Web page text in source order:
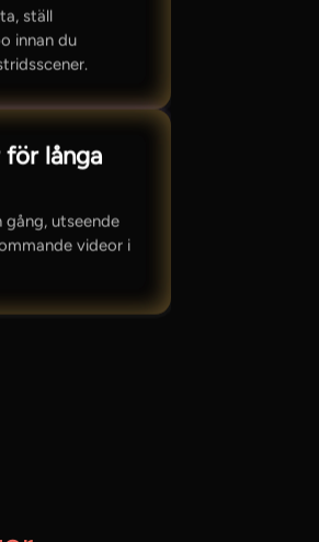
ställ
innan du
för långa
gång, utseende
videor i